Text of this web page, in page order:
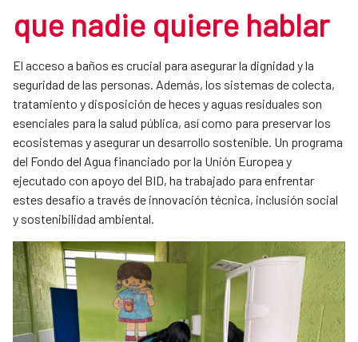
que nadie quiere hablar
El acceso a baños es crucial para asegurar la dignidad y la
seguridad de las personas. Además, los sistemas de colecta,
tratamiento y disposición de heces y aguas residuales son
esenciales para la salud pública, así como para preservar los
ecosistemas y asegurar un desarrollo sostenible. Un programa
del Fondo del Agua financiado por la Unión Europea y
ejecutado con apoyo del BID, ha trabajado para enfrentar
estes desafío a través de innovación técnica, inclusión social
y sostenibilidad ambiental.